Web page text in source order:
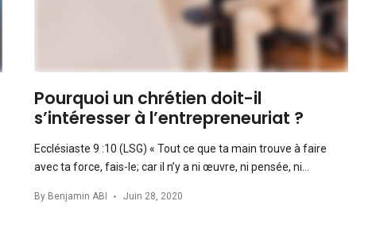
Pourquoi un chrétien doit-il
s’intéresser à l’entrepreneuriat ?
Ecclésiaste 9 :10 (LSG) « Tout ce que ta main trouve à faire
avec ta force, fais-le; car il n’y a ni œuvre, ni pensée, ni…
By Benjamin ABI Juin 28, 2020